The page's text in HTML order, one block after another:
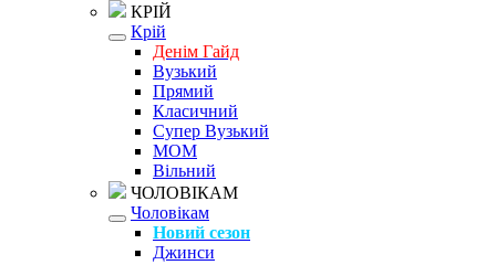
КРІЙ
Крій
Денім Гайд
Вузький
Прямий
Класичний
Супер Вузький
MOM
Вільний
ЧОЛОВІКАМ
Чоловікам
Новий сезон
Джинси